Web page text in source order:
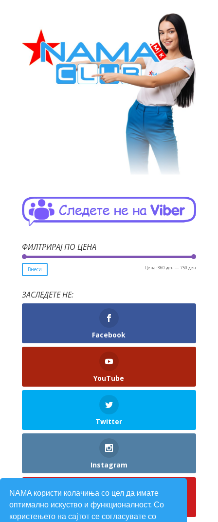
ФИЛТРИРАЈ ПО ЦЕНА
Внеси Цена:360 ден — 750 ден
ЗАСЛЕДЕТЕ НЕ:
Facebook
YouTube
Twitter
Instagram
Pinterest
NAMA користи колачиња со цел да имате
оптимално искуство и функционалност. Со
користењето на сајтот се согласувате со